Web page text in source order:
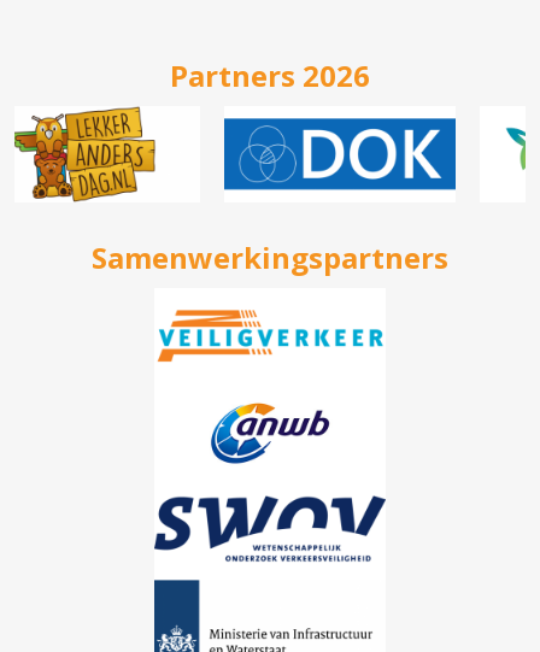
Partners 2026
Samenwerkingspartners